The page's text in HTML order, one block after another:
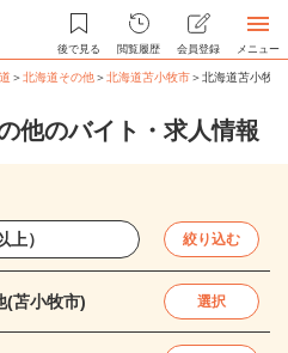
後で見る 閲覧履歴 会員登録 メニュー
＞北海道その他＞北海道苫小牧市＞北海道苫小牧
他のバイト・求人情報
絞り込む
(苫小牧市) 選択